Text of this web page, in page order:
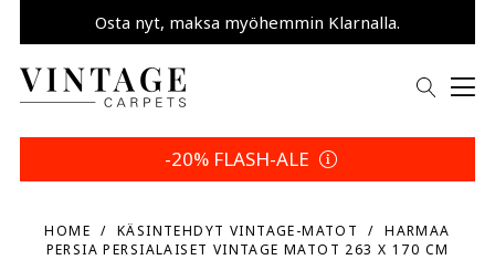
Säästä 5 % | Palautusehtosi
Osta nyt, maksa myöhemmin Klarnalla.
-20% FLASH-ALE
HOME KÄSINTEHDYT VINTAGE-MATOT
HARMAA
PERSIA PERSIALAISET VINTAGE MATOT 263 X 170 CM